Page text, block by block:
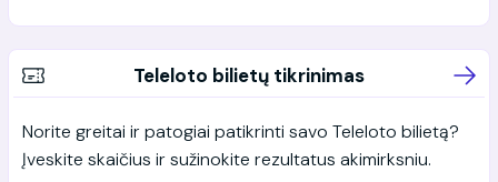
Teleloto bilietų tikrinimas
Norite greitai ir patogiai patikrinti savo Teleloto bilietą?
Įveskite skaičius ir sužinokite rezultatus akimirksniu.